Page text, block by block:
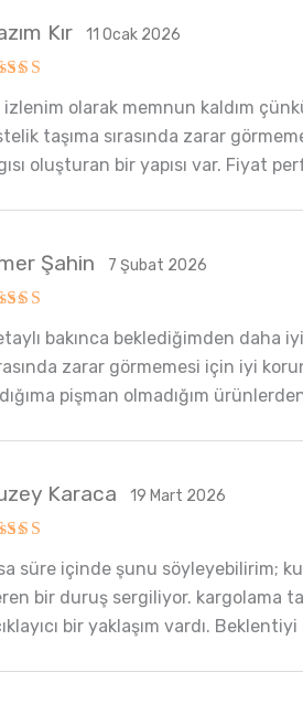
aldı
Kır 11 Ocak 2026
izlenim olarak memnun kaldım
taşıma sırasında zarar
oluşturan bir yapısı var. Fiyat
aldı
Şahin 7 Şubat 2026
bakınca beklediğimden daha
zarar görmemesi için iyi
pişman olmadığım
aldı
Karaca 19 Mart 2026
süre içinde şunu söyleyebilirim;
bir duruş sergiliyor. kargolama
bir yaklaşım vardı.